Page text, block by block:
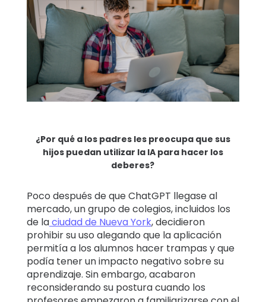
¿Por qué a los padres les preocupa que sus
hijos puedan utilizar la IA para hacer los
deberes?
Poco después de que ChatGPT llegase al
mercado, un grupo de colegios, incluidos los
de laciudad de Nueva York, decidieron
prohibir su uso alegando que la aplicación
permitía a los alumnos hacer trampas y que
podía tener un impacto negativo sobre su
aprendizaje. Sin embargo, acabaron
reconsiderando su postura cuando los